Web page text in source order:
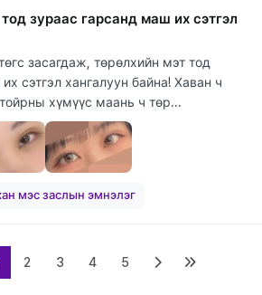
зураас гарсанд маш их сэтгэл
засагдаж, төрөлхийн мэт тод
сэтгэл хангалуун байна! Хаван ч
хүмүүс маань ч төр...
мэс заслын эмнэлэг
2 3 4 5